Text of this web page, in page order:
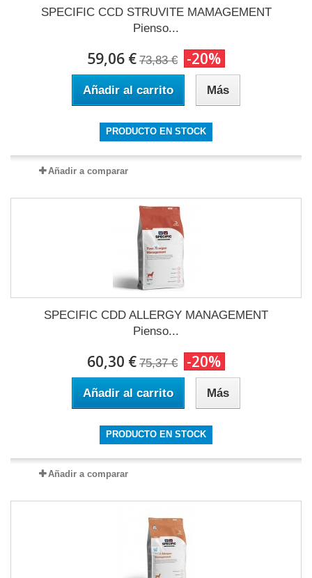
SPECIFIC CCD STRUVITE MAMAGEMENT
Pienso...
59,06 € 73,83 € -20%
Añadir al carrito Más
PRODUCTO EN STOCK
Añadir a comparar
SPECIFIC CDD ALLERGY MANAGEMENT
Pienso...
60,30 € 75,37 € -20%
Añadir al carrito Más
PRODUCTO EN STOCK
Añadir a comparar